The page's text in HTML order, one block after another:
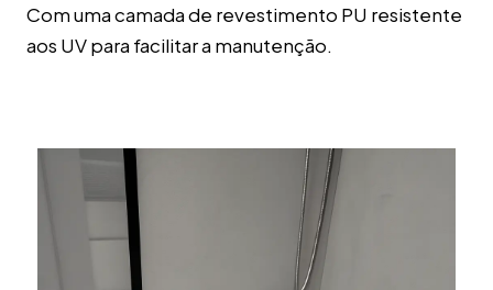
Com uma camada de revestimento PU resistente
aos UV para facilitar a manutenção.